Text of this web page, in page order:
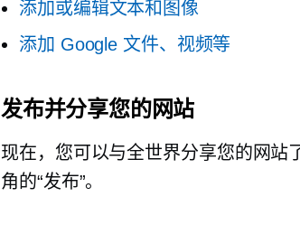
添加或编辑文本和图像
添加 Google 文件、视频等
发布并分享您的网站
现在，您可以与全世界分享您的网站
角的“发布”。